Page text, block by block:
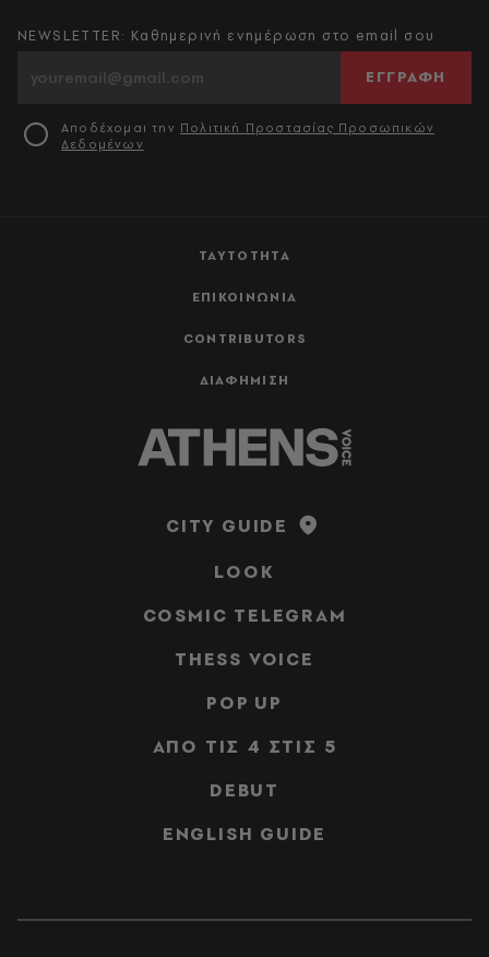
ΤΑΥΤΟΤΗΤΑ
ΕΠΙΚΟΙΝΩΝΙΑ
CONTRIBUTORS
ΔΙΑΦΗΜΙΣΗ
NEWSLETTER: Καθημερινή ενημέρωση στο email σου
ΕΓΓΡΑΦΗ
Αποδέχομαι την Πολιτική Προστασίας Προσωπικών
Δεδομένων
CITY GUIDE
LOOK
COSMIC TELEGRAM
THESS VOICE
POP UP
ΑΠΟ ΤΙΣ 4 ΣΤΙΣ 5
DEBUT
ENGLISH GUIDE